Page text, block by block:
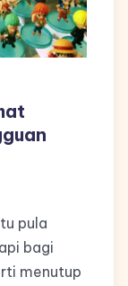
pula
bagi
menutup